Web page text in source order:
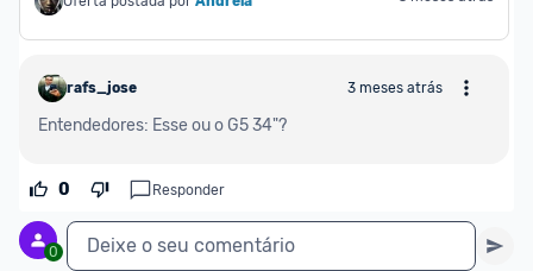
rafs_jose 3 meses atrás
Entendedores: Esse ou o G5 34"?
0 Responder
0 Deixe o seu comentário